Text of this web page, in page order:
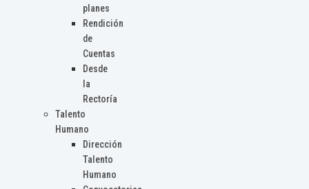
planes
Rendición
de
Cuentas
Desde
la
Rectoría
Talento
Humano
Dirección
Talento
Humano